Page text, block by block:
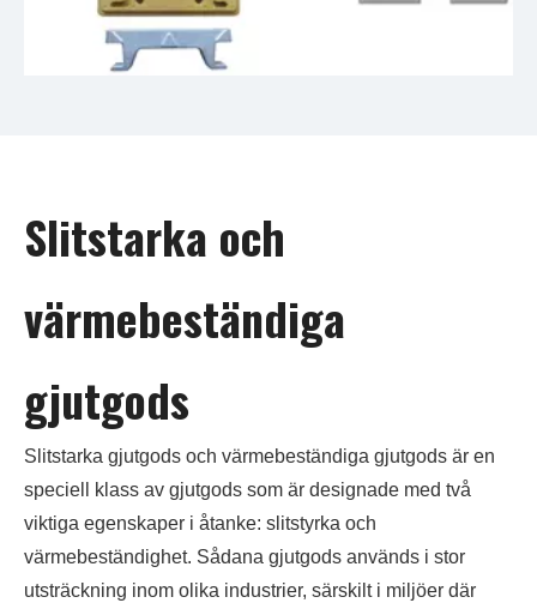
Slitstarka och
värmebeständiga
gjutgods
Slitstarka gjutgods och värmebeständiga gjutgods är en
speciell klass av gjutgods som är designade med två
viktiga egenskaper i åtanke: slitstyrka och
värmebeständighet. Sådana gjutgods används i stor
utsträckning inom olika industrier, särskilt i miljöer där